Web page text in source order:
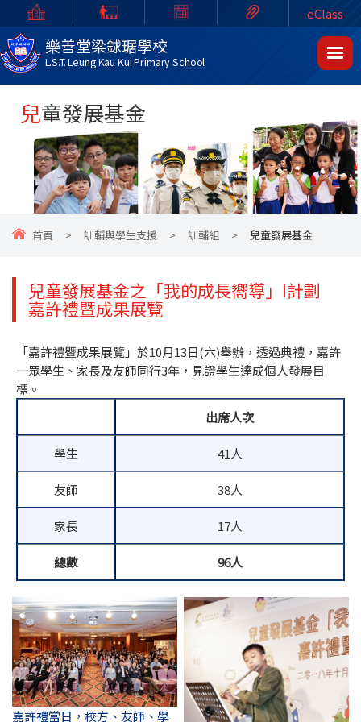
樂善堂梁銶琚學校
L.S.T. Leung Kau Kui Primary School
eClass
兒童發展基金
首頁 > 訓輔與學生支援 > 訓輔組 > 兒童發展基金
兒童發展基金之「我的成長嚮導」I計劃
嘉許禮暨成果展覽
「嘉許禮暨成果展覽」於10月13日(六)舉辦，透過典禮，嘉許
一眾學生、家長及友師同行3年，見證學生達成個人發展目
標。
出席人次
學生 41人
友師 38人
家長 17人
總數 96人
嘉許禮當日，校方、友師、學